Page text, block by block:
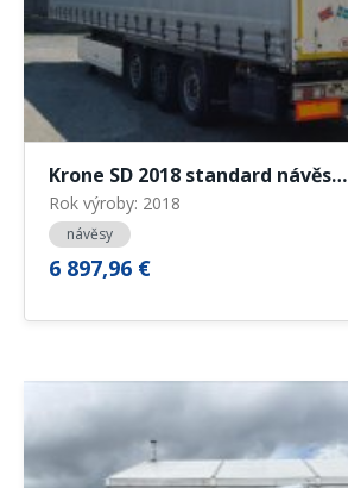
Krone SD 2018 standard návěs…
Rok výroby: 2018
návěsy
6 897,96 €